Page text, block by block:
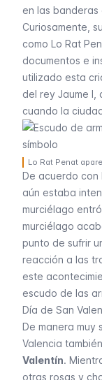
en las
Curiosamente,
como Lo Rat
documentos e
utilizado esta
del rey Jaume I,
cuando la
Lo Rat Penat
De acuerdo con
aún estaba
murciélago
murciélago
punto de sufrir
reacción a las
este
escudo de las
Día de San
De manera muy
Valencia también
Valentín.
otras rosas y